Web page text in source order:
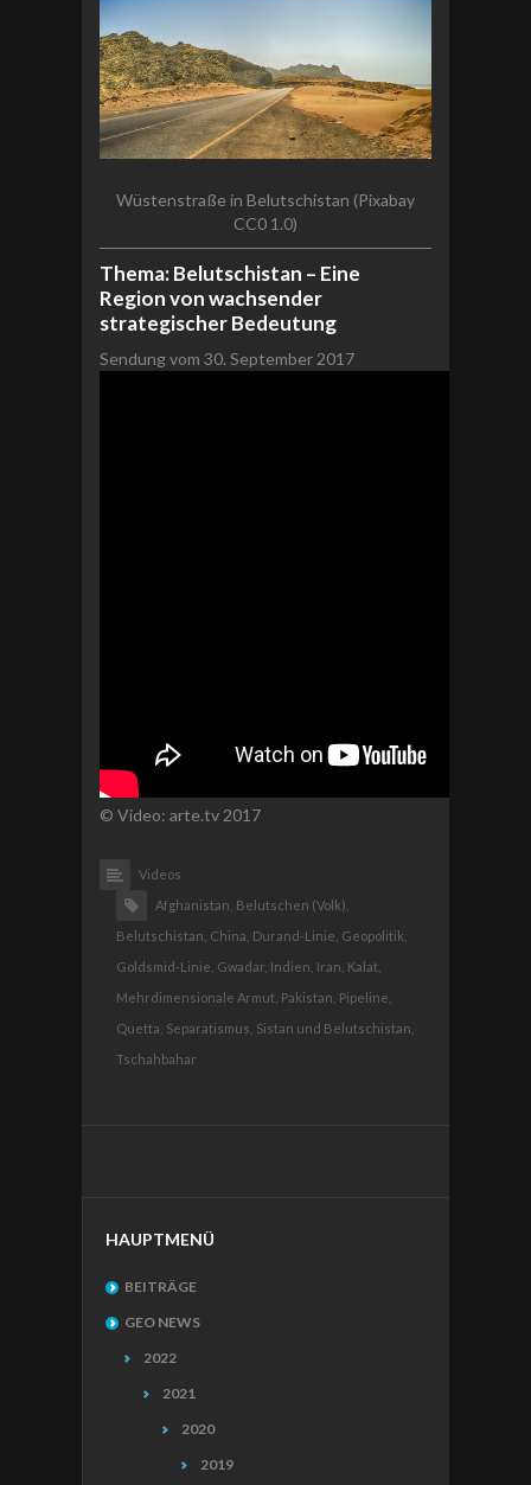
Wüstenstraße in Belutschistan (Pixabay
CC0 1.0)
Thema: Belutschistan – Eine
Region von wachsender
strategischer Bedeutung
Sendung vom 30. September 2017
© Video: arte.tv 2017
Videos
Afghanistan, Belutschen (Volk),
Belutschistan, China, Durand-Linie, Geopolitik,
Goldsmid-Linie, Gwadar, Indien, Iran, Kalat,
Mehrdimensionale Armut, Pakistan, Pipeline,
Quetta, Separatismus, Sistan und Belutschistan,
Tschahbahar
HAUPTMENÜ
BEITRÄGE
GEO NEWS
2022
2021
2020
2019